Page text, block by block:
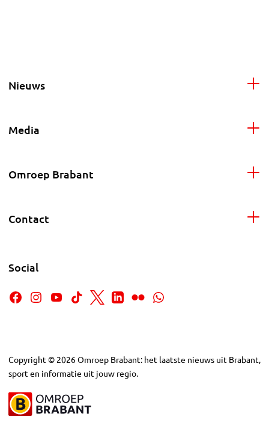
Nieuws
Media
Omroep Brabant
Contact
Social
Copyright © 2026Omroep Brabant: het laatste nieuws uit Brabant,
sport en informatie uit jouw regio.